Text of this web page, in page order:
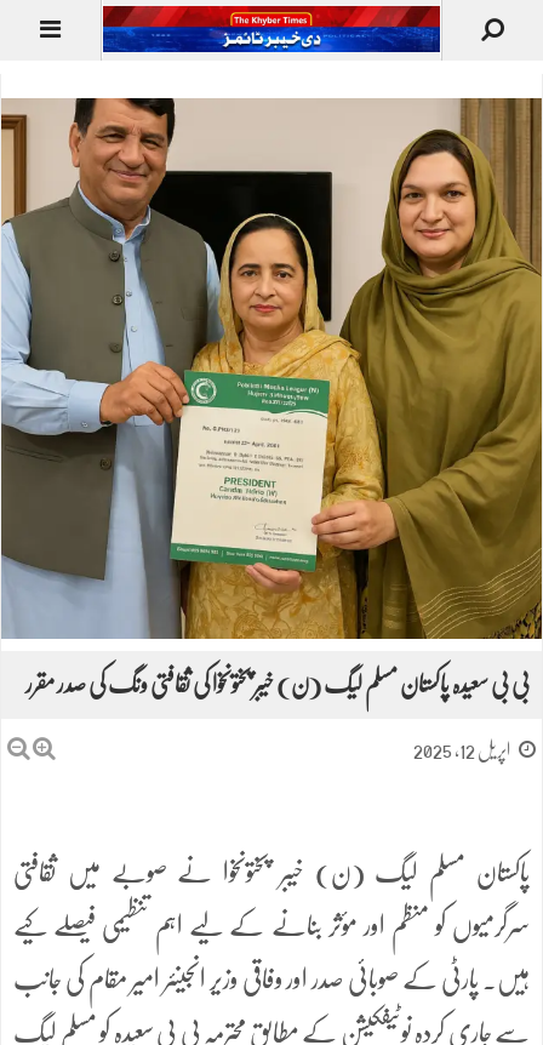
بی بی سعیدہ پاکستان مسلم لیگ (ن) خیبر پختونخوا کی ثقافتی ونگ کی صدر مقرر
اپریل 12, 2025
پاکستان مسلم لیگ (ن) خیبر پختونخوا نے صوبے میں ثقافتی
سرگرمیوں کو منظم اور مؤثر بنانے کے لیے اہم تنظیمی فیصلے کیے
ہیں۔ پارٹی کے صوبائی صدر اور وفاقی وزیر انجینئر امیر مقام کی جانب
سے جاری کردہ نوٹیفکیشن کے مطابق محترمہ بی بی سعیدہ کو مسلم لیگ